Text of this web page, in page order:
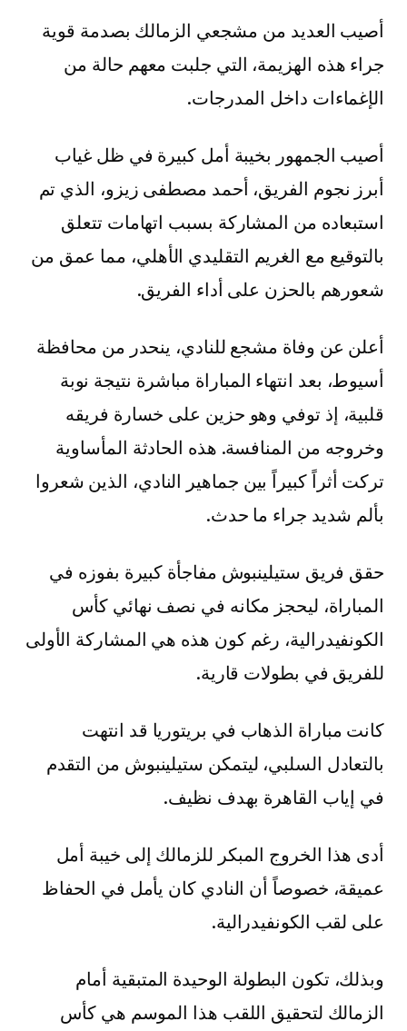
أصيب العديد من مشجعي الزمالك بصدمة قوية
جراء هذه الهزيمة، التي جلبت معهم حالة من
الإغماءات داخل المدرجات.
أصيب الجمهور بخيبة أمل كبيرة في ظل غياب
أبرز نجوم الفريق، أحمد مصطفى زيزو، الذي تم
استبعاده من المشاركة بسبب اتهامات تتعلق
بالتوقيع مع الغريم التقليدي الأهلي، مما عمق من
شعورهم بالحزن على أداء الفريق.
أعلن عن وفاة مشجع للنادي، ينحدر من محافظة
أسيوط، بعد انتهاء المباراة مباشرة نتيجة نوبة
قلبية، إذ توفي وهو حزين على خسارة فريقه
وخروجه من المنافسة. هذه الحادثة المأساوية
تركت أثراً كبيراً بين جماهير النادي، الذين شعروا
بألم شديد جراء ما حدث.
حقق فريق ستيلينبوش مفاجأة كبيرة بفوزه في
المباراة، ليحجز مكانه في نصف نهائي كأس
الكونفيدرالية، رغم كون هذه هي المشاركة الأولى
للفريق في بطولات قارية.
كانت مباراة الذهاب في بريتوريا قد انتهت
بالتعادل السلبي، ليتمكن ستيلينبوش من التقدم
في إياب القاهرة بهدف نظيف.
أدى هذا الخروج المبكر للزمالك إلى خيبة أمل
عميقة، خصوصاً أن النادي كان يأمل في الحفاظ
على لقب الكونفيدرالية.
وبذلك، تكون البطولة الوحيدة المتبقية أمام
الزمالك لتحقيق اللقب هذا الموسم هي كأس